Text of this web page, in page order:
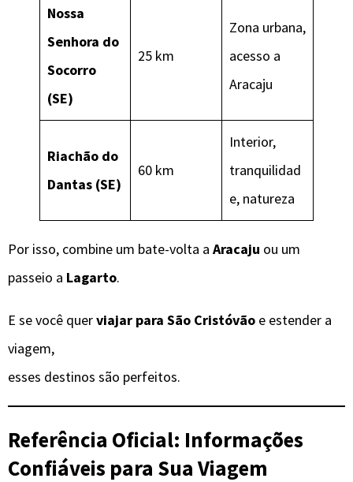
Nossa
Senhora do
Socorro
(SE)
25 km
Zona urbana,
acesso a
Aracaju
Riachão do
Dantas (SE)
60 km
Interior,
tranquilidad
e, natureza
Por isso, combine um bate-volta a Aracaju ou um
passeio a Lagarto.
E se você querviajar para São Cristóvão e estender a
viagem,
esses destinos são perfeitos.
Referência Oficial: Informações
Confiáveis para Sua Viagem